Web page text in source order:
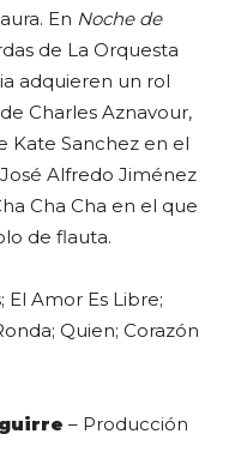
En Noche de
de La Orquesta
adquieren un rol
Charles Aznavour,
Kate Sanchez en el
Alfredo Jiménez
Cha Cha en el que
de flauta.
El Amor Es Libre;
Quien; Corazón
– Producción